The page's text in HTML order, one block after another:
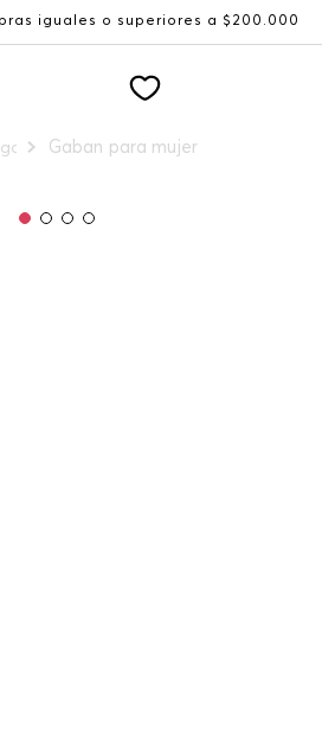
iguales o superiores a $200.000
y Chalecos
Gaban para mujer